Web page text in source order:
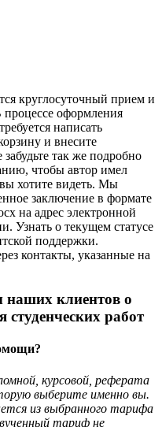
круглосуточный прием и
оформления
написать
и внесите
так же подробно
чтобы автор имел
хотите видеть. Мы
заключение в формате
на адрес электронной
Узнать о текущем статусе
поддержки.
контакты, указанные на
наших клиентов о
студенческих работ
курсовой, реферата
выберите именно вы.
из выбранного тарифа
тариф не